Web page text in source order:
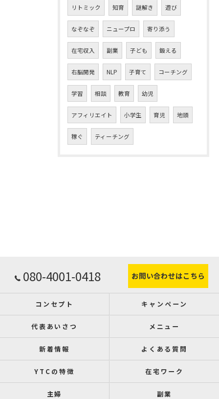
リトミック 知育 謎解き 遊び
なぞなぞ ニュープロ 寄り添う
在宅収入 副業 子ども 鍛える
右脳開発 NLP 子育て コーチング
学習 相談 教育 幼児
アフィリエイト 小学生 育児 地頭
稼ぐ ティーチング
080-4001-0418 お問い合わせはこちら
コンセプト キャンペーン
代表あいさつ メニュー
新着情報 よくある質問
YTCの特徴 在宅ワーク
主婦 副業